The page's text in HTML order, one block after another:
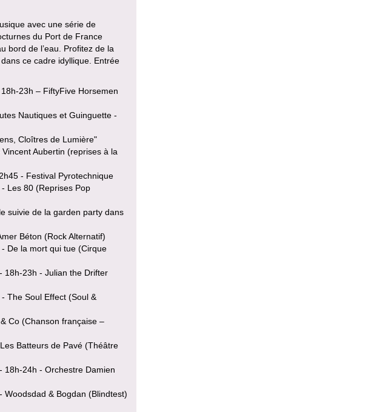
avec une série de
du Port de France
bord de l’eau. Profitez de la
ce cadre idyllique. Entrée
23h – FiftyFive Horsemen
Nautiques et Guinguette -
Cloîtres de Lumière"
Aubertin (reprises à la
- Festival Pyrotechnique
Les 80 (Reprises Pop
suivie de la garden party dans
Béton (Rock Alternatif)
De la mort qui tue (Cirque
18h-23h - Julian the Drifter
The Soul Effect (Soul &
Co (Chanson française –
Batteurs de Pavé (Théâtre
18h-24h - Orchestre Damien
Woodsdad & Bogdan (Blindtest)